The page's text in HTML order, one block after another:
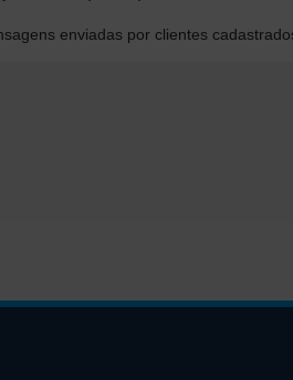
enviadas por clientes